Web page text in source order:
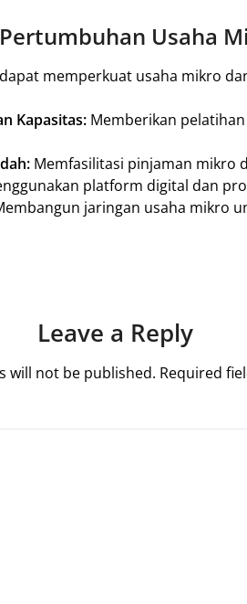
Usaha
memperkuat usaha mikro
Kapasitas: Memberikan
Memfasilitasi pinjaman mikro
platform digital dan
jaringan usaha mikro
Leave a Reply
will not be published. Required